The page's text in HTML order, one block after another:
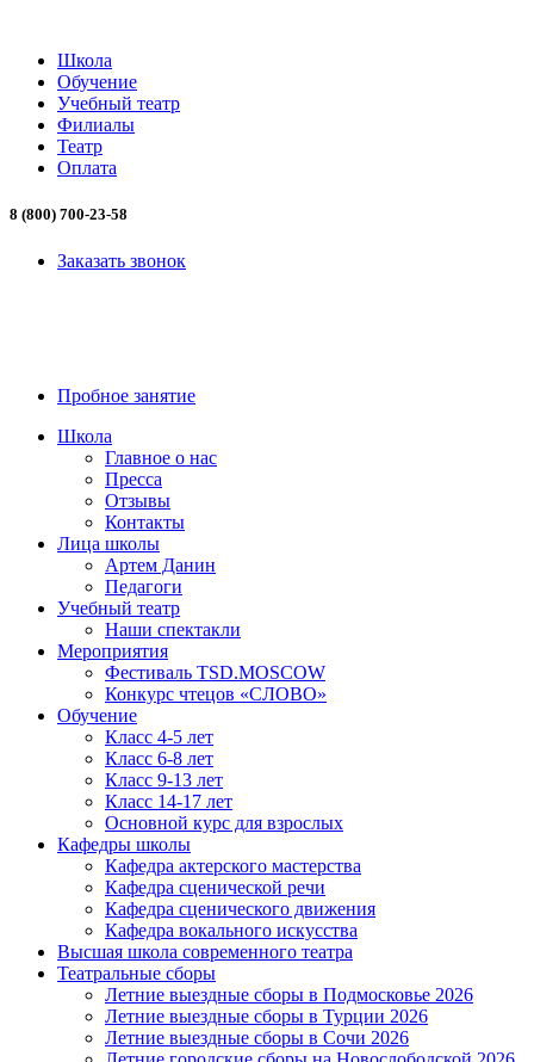
Школа
Обучение
Учебный театр
Филиалы
Театр
Оплата
8 (800) 700-23-58
Заказать звонок
Пробное занятие
Школа
Главное о нас
Пресса
Отзывы
Контакты
Лица школы
Артем Данин
Педагоги
Учебный театр
Наши спектакли
Мероприятия
Фестиваль TSD.MOSCOW
Конкурс чтецов «СЛОВО»
Обучение
Класс 4-5 лет
Класс 6-8 лет
Класс 9-13 лет
Класс 14-17 лет
Основной курс для взрослых
Кафедры школы
Кафедра актерского мастерства
Кафедра сценической речи
Кафедра сценического движения
Кафедра вокального искусства
Высшая школа современного театра
Театральные сборы
Летние выездные сборы в Подмосковье 2026
Летние выездные сборы в Турции 2026
Летние выездные сборы в Сочи 2026